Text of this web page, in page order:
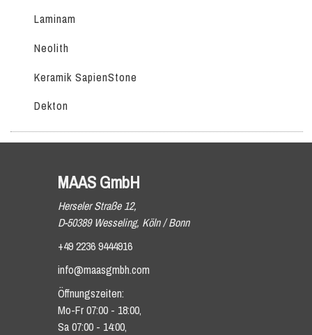
Laminam
Neolith
Keramik SapienStone
Dekton
MAAS GmbH
Herseler Straße 12,
D-50389 Wesseling, Köln / Bonn
+49 2236 9444916
info@maasgmbh.com
Öffnungszeiten:
Mo-Fr 07:00 - 18:00,
Sa 07:00 - 14:00,